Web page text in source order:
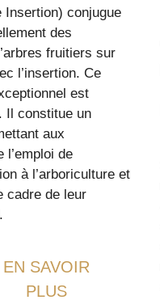
Insertion) conjugue
des
fruitiers sur
l’insertion. Ce
est
Il constitue un
aux
l’emploi de
à l’arboriculture et
cadre de leur
EN SAVOIR
PLUS